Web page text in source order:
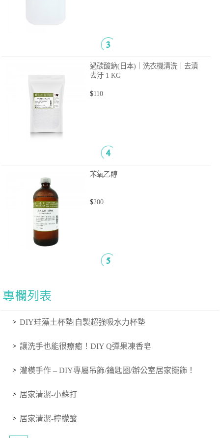
過碳酸鈉(日本)｜洗衣機清洗｜去漬
去汙 1 KG
$110
苯氧乙醇
$200
DIY珪藻土杯墊|自製超強吸水力杯墊
讓洗手也能很療癒！DIY Q彈果凍香皂
灌模手作 – DIY專屬吊飾/鑰匙圈/辦公室居家擺飾！
居家清潔-小蘇打
居家清潔-檸檬酸